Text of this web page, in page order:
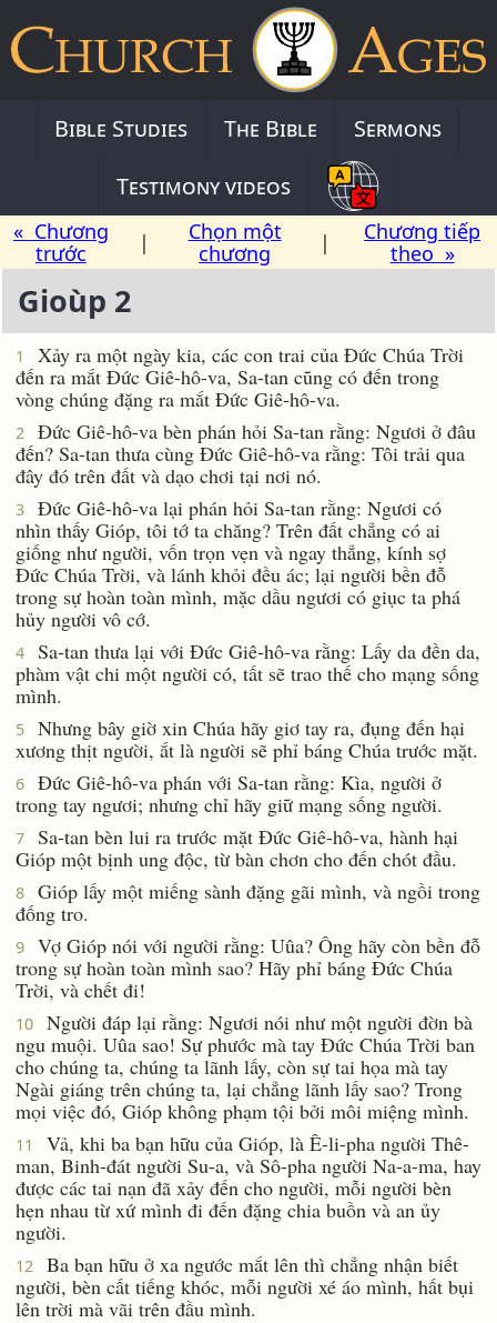
Bible Studies The Bible
Sermons
Testimony videos
« Chương
trước
|
Chọn một
chương
|
Chương tiếp
theo »
Gioùp 2
1
Xảy ra một ngày kia, các con trai của Ðức Chúa Trời
đến ra mắt Ðức Giê-hô-va, Sa-tan cũng có đến trong
vòng chúng đặng ra mắt Ðức Giê-hô-va.
2
Ðức Giê-hô-va bèn phán hỏi Sa-tan rằng: Ngươi ở đâu
đến? Sa-tan thưa cùng Ðức Giê-hô-va rằng: Tôi trải qua
đây đó trên đất và dạo chơi tại nơi nó.
3
Ðức Giê-hô-va lại phán hỏi Sa-tan rằng: Ngươi có
nhìn thấy Gióp, tôi tớ ta chăng? Trên đất chẳng có ai
giống như người, vốn trọn vẹn và ngay thẳng, kính sợ
Ðức Chúa Trời, và lánh khỏi đều ác; lại người bền đỗ
trong sự hoàn toàn mình, mặc dầu ngươi có giục ta phá
hủy người vô cớ.
4
Sa-tan thưa lại với Ðức Giê-hô-va rằng: Lấy da đền da,
phàm vật chi một người có, tất sẽ trao thế cho mạng sống
mình.
5
Nhưng bây giờ xin Chúa hãy giơ tay ra, đụng đến hại
xương thịt người, ắt là người sẽ phỉ báng Chúa trước mặt.
6
Ðức Giê-hô-va phán với Sa-tan rằng: Kìa, người ở
trong tay ngươi; nhưng chỉ hãy giữ mạng sống người.
7
Sa-tan bèn lui ra trước mặt Ðức Giê-hô-va, hành hại
Gióp một bịnh ung độc, từ bàn chơn cho đến chót đầu.
8
Gióp lấy một miếng sành đặng gãi mình, và ngồi trong
đống tro.
9
Vợ Gióp nói với người rằng: Uûa? Ông hãy còn bền đỗ
trong sự hoàn toàn mình sao? Hãy phỉ báng Ðức Chúa
Trời, và chết đi!
10
Người đáp lại rằng: Ngươi nói như một người đờn bà
ngu muội. Uûa sao! Sự phước mà tay Ðức Chúa Trời ban
cho chúng ta, chúng ta lãnh lấy, còn sự tai họa mà tay
Ngài giáng trên chúng ta, lại chẳng lãnh lấy sao? Trong
mọi việc đó, Gióp không phạm tội bởi môi miệng mình.
11
Vả, khi ba bạn hữu của Gióp, là Ê-li-pha người Thê-
man, Binh-đát người Su-a, và Sô-pha người Na-a-ma, hay
được các tai nạn đã xảy đến cho người, mỗi người bèn
hẹn nhau từ xứ mình đi đến đặng chia buồn và an ủy
người.
12
Ba bạn hữu ở xa ngước mắt lên thì chẳng nhận biết
người, bèn cất tiếng khóc, mỗi người xé áo mình, hất bụi
lên trời mà vãi trên đầu mình.